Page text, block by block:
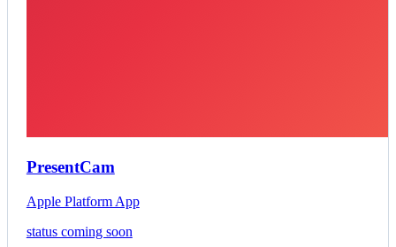
PresentCam
Apple Platform App
status coming soon